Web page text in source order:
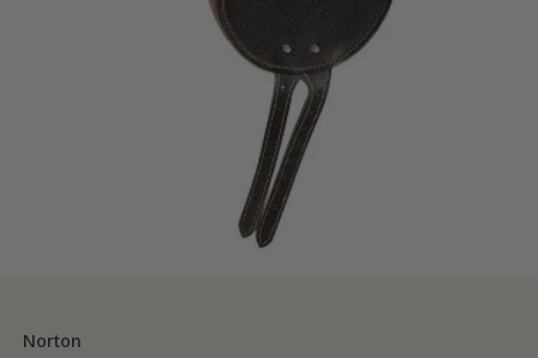
Norton